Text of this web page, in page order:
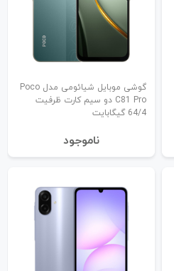
گوشی موبایل شیائومی مدل Poco
C81 Pro دو سیم کارت ظرفیت
64/4 گیگابایت
نا‌موجود